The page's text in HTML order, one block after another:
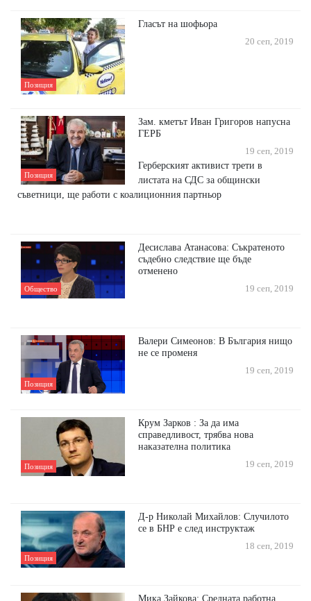
Позиция
Гласът на шофьора
20 сеп, 2019
Позиция
Зам. кметът Иван Григоров напусна
ГЕРБ
19 сеп, 2019
Герберският активист трети в
листата на СДС за общински
съветници, ще работи с коалиционния партньор
Общество
Десислава Атанасова: Съкратеното
съдебно следствие ще бъде
отменено
19 сеп, 2019
Позиция
Валери Симеонов: В България нищо
не се променя
19 сеп, 2019
Позиция
Крум Зарков : За да има
справедливост, трябва нова
наказателна политика
19 сеп, 2019
Позиция
Д-р Николай Михайлов: Случилото
се в БНР е след инструктаж
18 сеп, 2019
Мика Зайкова: Средната работна